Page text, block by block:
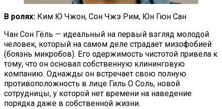
В ролях: Ким Ю Чжон, Сон Чжэ Рим, Юн Гюн Сан
Чан Сон Гёль — идеальный на первый взгляд молодой
человек, который на самом деле страдает мизофобией
(боязнь микробов). Его одержимость чистотой привела к
тому, что он основал собственную клининговую
компанию. Однажды он встречает свою полную
противоположность в лице Гиль О Соль, новой
сотрудницы, у которой нет времени на наведение
порядка даже в собственной жизни.